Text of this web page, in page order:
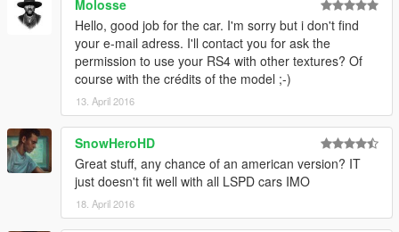
Molosse
Hello, good job for the car. I'm sorry but i don't find
your e-mail adress. I'll contact you for ask the
permission to use your RS4 with other textures? Of
course with the crédits of the model ;-)
13. April 2016
SnowHeroHD
Great stuff, any chance of an american version? IT
just doesn't fit well with all LSPD cars IMO
18. April 2016